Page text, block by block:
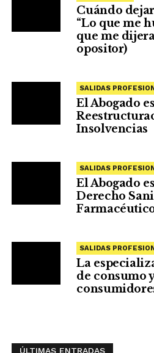
Cuándo
“Lo que me
que me
opositor)
SALIDAS
El Abogado
Insolvencias
SALIDAS
El Abogado
Derecho
SALIDAS
La
de consumo
ÚLTIMAS ENTRADAS